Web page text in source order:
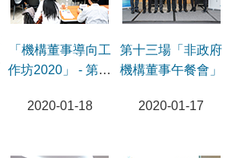
「機構董事導向工
作坊2020」 - 第一
2020-01-18
第十三場「非政府
機構董事午餐會」
2020-01-17